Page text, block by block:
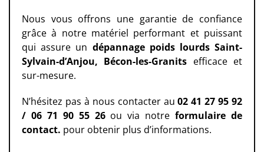
Nous vous offrons une garantie de confiance
grâce à notre matériel performant et puissant
qui assure un dépannage poids lourds Saint-
Sylvain-d’Anjou, Bécon-les-Granits efficace et
sur-mesure.
N’hésitez pas à nous contacter au02 41 27 95 92
/ 06 71 90 55 26ou via notreformulaire de
contact. pour obtenir plus d’informations.